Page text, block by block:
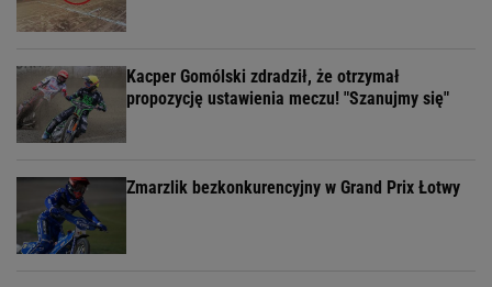
Kacper Gomólski zdradził, że otrzymał
propozycję ustawienia meczu! "Szanujmy się"
Zmarzlik bezkonkurencyjny w Grand Prix Łotwy